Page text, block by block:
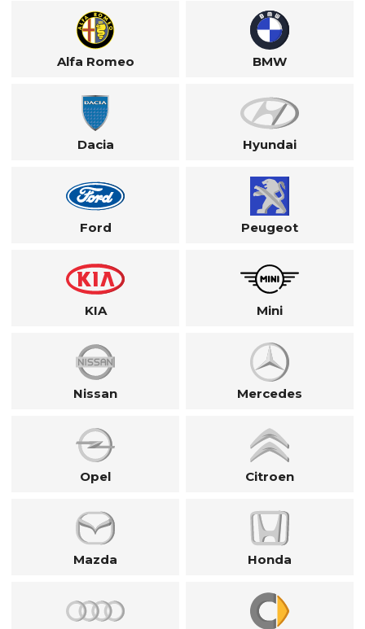
Alfa Romeo BMW
Dacia Hyundai
Ford Peugeot
KIA Mini
Nissan Mercedes
Opel Citroen
Mazda Honda